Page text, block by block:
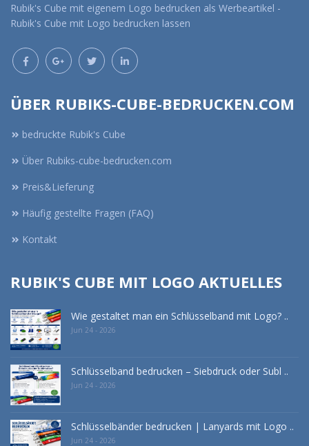
Rubik's Cube mit eigenem Logo bedrucken als Werbeartikel -
Rubik's Cube mit Logo bedrucken lassen
ÜBER RUBIKS-CUBE-BEDRUCKEN.COM
bedruckte Rubik's Cube
Über Rubiks-cube-bedrucken.com
Preis&Lieferung
Häufig gestellte Fragen (FAQ)
Kontakt
RUBIK'S CUBE MIT LOGO AKTUELLES
Wie gestaltet man ein Schlüsselband mit Logo? ..
Jun 24 - 2026
Schlüsselband bedrucken – Siebdruck oder Subl ..
Jun 24 - 2026
Schlüsselbänder bedrucken | Lanyards mit Logo ..
Jun 24 - 2026